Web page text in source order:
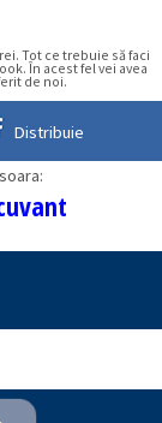
Tot ce trebuie să faci
În acest fel vei avea
de noi.
Distribuie